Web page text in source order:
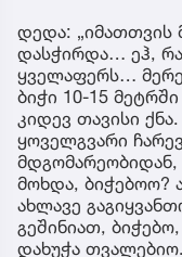
დედა: „იმათთვის
დასჭირდა… ეჰ,
ყველაფერს…
ბიჭი 10-15
კიდევ თავისი
ყოველგვარი
მოხდა, ბიჭებოო?
ახლავე
გეშინიათ,
დახუჭა